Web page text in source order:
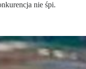
nie śpi.